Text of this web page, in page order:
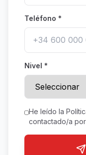
Teléfono *
Nivel *
He leído la
contactado/a